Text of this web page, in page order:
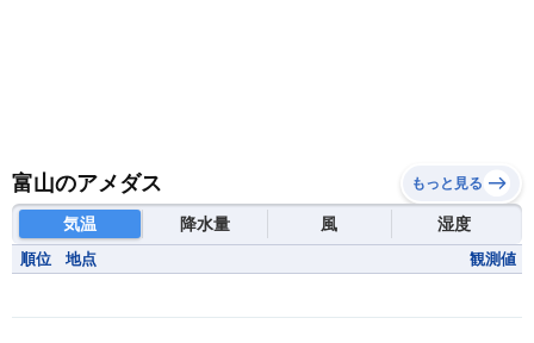
富山のアメダス もっと見る
気温 降水量 風 湿度
順位 地点 観測値